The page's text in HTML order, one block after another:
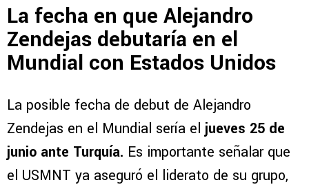
La fecha en que Alejandro
Zendejas debutaría en el
Mundial con Estados Unidos
La posible fecha de debut de Alejandro
Zendejas en el Mundial sería el jueves 25 de
junio ante Turquía. Es importante señalar que
el USMNT ya aseguró el liderato de su grupo,